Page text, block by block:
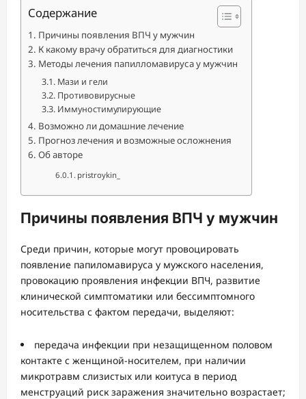
Содержание
Причины появления ВПЧ у мужчин
К какому врачу обратиться для диагностики
Методы лечения папилломавируса у мужчин
Мази и гели
Противовирусные
Иммуностимулирующие
Возможно ли домашние лечение
Прогноз лечения и возможные осложнения
Об авторе
pristroykin_
Причины появления ВПЧ у мужчин
Среди причин, которые могут провоцировать
появление папиломавируса у мужского населения,
провокацию проявления инфекции ВПЧ, развитие
клинической симптоматики или бессимптомного
носительства с фактом передачи, выделяют:
передача инфекции при незащищенном половом
контакте с женщиной-носителем, при наличии
микротравм слизистых или коитуса в период
менструаций риск заражения значительно возрастает;